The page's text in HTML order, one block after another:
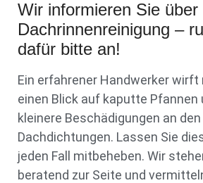
Wir informieren Sie über
Dachrinnenreinigung –
dafür bitte an!
Ein erfahrener Handwerker
einen Blick auf kaputte Pfannen
kleinere Beschädigungen an den
Dachdichtungen. Lassen Sie
jeden Fall mitbeheben. Wir
beratend zur Seite und